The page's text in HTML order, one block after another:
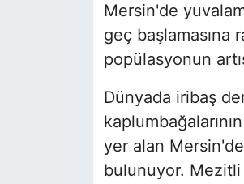
Mersin'de
geç başlamasına
popülasyonun
Dünyada iribaş
yer alan
bulunuyor. Mezitli